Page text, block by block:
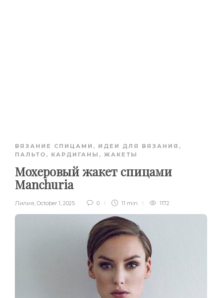
ВЯЗАНИЕ СПИЦАМИ , ИДЕИ ДЛЯ ВЯЗАНИЯ ,
ПАЛЬТО, КАРДИГАНЫ, ЖАКЕТЫ
Мохеровый жакет спицами
Manchuria
Лилия October 1, 2025 0 11 min 1172